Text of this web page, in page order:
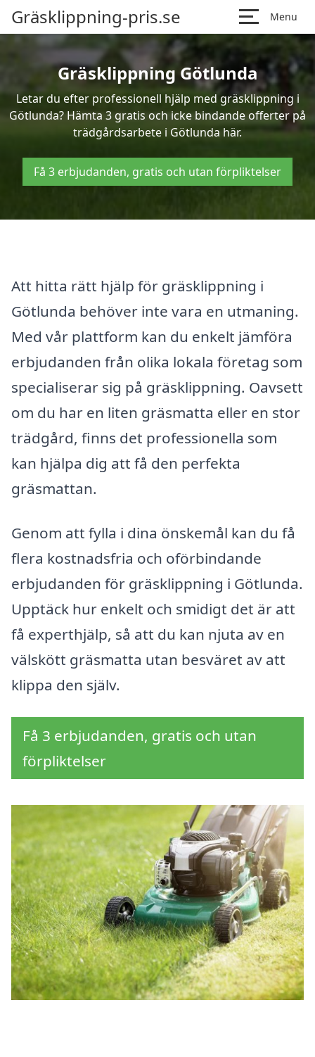
Gräsklippning-pris.se Menu
Gräsklippning Götlunda
Letar du efter professionell hjälp med gräsklippning i
Götlunda? Hämta 3 gratis och icke bindande offerter på
trädgårdsarbete i Götlunda här.
Få 3 erbjudanden, gratis och utan förpliktelser
Att hitta rätt hjälp för gräsklippning i
Götlunda behöver inte vara en utmaning.
Med vår plattform kan du enkelt jämföra
erbjudanden från olika lokala företag som
specialiserar sig på gräsklippning. Oavsett
om du har en liten gräsmatta eller en stor
trädgård, finns det professionella som
kan hjälpa dig att få den perfekta
gräsmattan.
Genom att fylla i dina önskemål kan du få
flera kostnadsfria och oförbindande
erbjudanden för gräsklippning i Götlunda.
Upptäck hur enkelt och smidigt det är att
få experthjälp, så att du kan njuta av en
välskött gräsmatta utan besväret av att
klippa den själv.
Få 3 erbjudanden, gratis och utan
förpliktelser